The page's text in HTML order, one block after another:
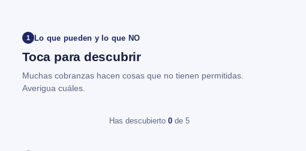
1 Lo que pueden y lo que NO
Toca para descubrir
Muchas cobranzas hacen cosas que no tienen permitidas.
Averigua cuáles.
Has descubierto 0 de 5